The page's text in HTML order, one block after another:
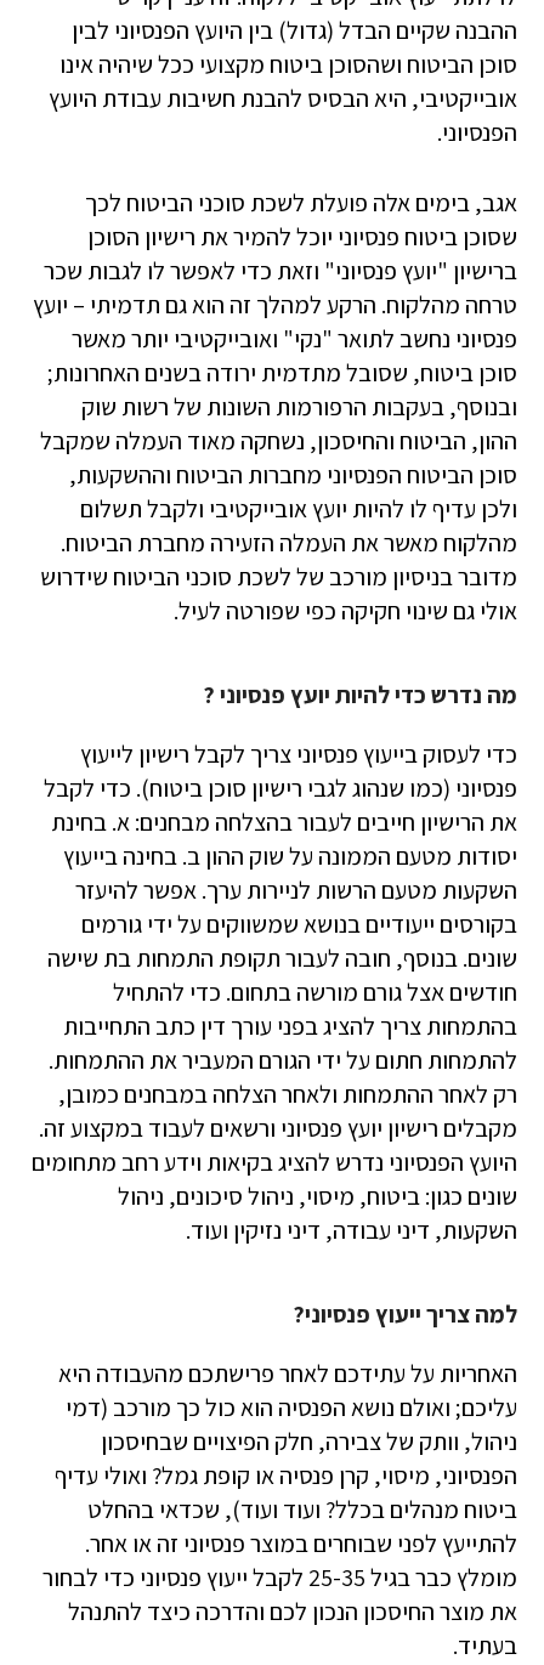
ההבנה שקיים הבדל (גדול) בין היועץ הפנסיוני לבין
סוכן הביטוח ושהסוכן ביטוח מקצועי ככל שיהיה אינו
אובייקטיבי, היא הבסיס להבנת חשיבות עבודת היועץ
הפנסיוני.
אגב, בימים אלה פועלת לשכת סוכני הביטוח לכך
שסוכן ביטוח פנסיוני יוכל להמיר את רישיון הסוכן
ברישיון "יועץ פנסיוני" וזאת כדי לאפשר לו לגבות שכר
טרחה מהלקוח. הרקע למהלך זה הוא גם תדמיתי – יועץ
פנסיוני נחשב לתואר "נקי" ואובייקטיבי יותר מאשר
סוכן ביטוח, שסובל מתדמית ירודה בשנים האחרונות;
ובנוסף, בעקבות הרפורמות השונות של רשות שוק
ההון, הביטוח והחיסכון, נשחקה מאוד העמלה שמקבל
סוכן הביטוח הפנסיוני מחברות הביטוח וההשקעות,
ולכן עדיף לו להיות יועץ אובייקטיבי ולקבל תשלום
מהלקוח מאשר את העמלה הזעירה מחברת הביטוח.
מדובר בניסיון מורכב של לשכת סוכני הביטוח שידרוש
אולי גם שינוי חקיקה כפי שפורטה לעיל.
מה נדרש כדי להיות יועץ פנסיוני ?
כדי לעסוק בייעוץ פנסיוני צריך לקבל רישיון לייעוץ
פנסיוני (כמו שנהוג לגבי רישיון סוכן ביטוח). כדי לקבל
את הרישיון חייבים לעבור בהצלחה מבחנים: א. בחינת
יסודות מטעם הממונה על שוק ההון ב. בחינה בייעוץ
השקעות מטעם הרשות לניירות ערך. אפשר להיעזר
בקורסים ייעודיים בנושא שמשווקים על ידי גורמים
שונים. בנוסף, חובה לעבור תקופת התמחות בת שישה
חודשים אצל גורם מורשה בתחום. כדי להתחיל
בהתמחות צריך להציג בפני עורך דין כתב התחייבות
להתמחות חתום על ידי הגורם המעביר את ההתמחות.
רק לאחר ההתמחות ולאחר הצלחה במבחנים כמובן,
מקבלים רישיון יועץ פנסיוני ורשאים לעבוד במקצוע זה.
היועץ הפנסיוני נדרש להציג בקיאות וידע רחב מתחומים
שונים כגון: ביטוח, מיסוי, ניהול סיכונים, ניהול
השקעות, דיני עבודה, דיני נזיקין ועוד.
למה צריך ייעוץ פנסיוני?
האחריות על עתידכם לאחר פרישתכם מהעבודה היא
עליכם; ואולם נושא הפנסיה הוא כול כך מורכב (דמי
ניהול, וותק של צבירה, חלק הפיצויים שבחיסכון
הפנסיוני, מיסוי, קרן פנסיה או קופת גמל? ואולי עדיף
ביטוח מנהלים בכלל? ועוד ועוד), שכדאי בהחלט
להתייעץ לפני שבוחרים במוצר פנסיוני זה או אחר.
מומלץ כבר בגיל 25-35 לקבל ייעוץ פנסיוני כדי לבחור
את מוצר החיסכון הנכון לכם והדרכה כיצד להתנהל
בעתיד.